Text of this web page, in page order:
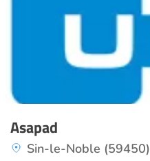
Asapad
Sin-le-Noble (59450)